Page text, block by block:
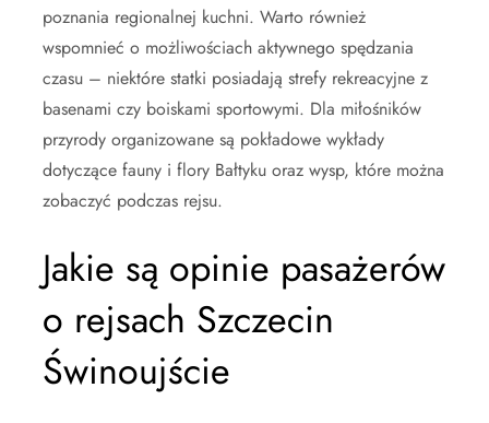
poznania regionalnej kuchni. Warto również
wspomnieć o możliwościach aktywnego spędzania
czasu – niektóre statki posiadają strefy rekreacyjne z
basenami czy boiskami sportowymi. Dla miłośników
przyrody organizowane są pokładowe wykłady
dotyczące fauny i flory Bałtyku oraz wysp, które można
zobaczyć podczas rejsu.
Jakie są opinie pasażerów
o rejsach Szczecin
Świnoujście